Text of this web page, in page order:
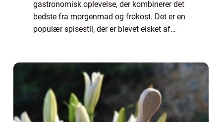
gastronomisk oplevelse, der kombinerer det
bedste fra morgenmad og frokost. Det er en
populær spisestil, der er blevet elsket af